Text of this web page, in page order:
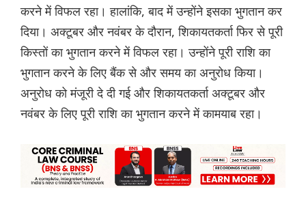
करने में विफल रहा। हालांकि, बाद में उन्होंने इसका भुगतान कर
दिया। अक्टूबर और नवंबर के दौरान, शिकायतकर्ता फिर से पूरी
किस्तों का भुगतान करने में विफल रहा। उन्होंने पूरी राशि का
भुगतान करने के लिए बैंक से और समय का अनुरोध किया।
अनुरोध को मंजूरी दे दी गई और शिकायतकर्ता अक्टूबर और
नवंबर के लिए पूरी राशि का भुगतान करने में कामयाब रहा।